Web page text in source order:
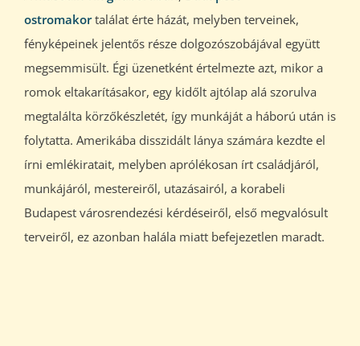
ostromakortalálat érte házát, melyben terveinek,
fényképeinek jelentős része dolgozószobájával együtt
megsemmisült. Égi üzenetként értelmezte azt, mikor a
romok eltakarításakor, egy kidőlt ajtólap alá szorulva
megtalálta körzőkészletét, így munkáját a háború után is
folytatta. Amerikába disszidált lánya számára kezdte el
írni emlékiratait, melyben aprólékosan írt családjáról,
munkájáról, mestereiről, utazásairól, a korabeli
Budapest városrendezési kérdéseiről, első megvalósult
terveiről, ez azonban halála miatt befejezetlen maradt.